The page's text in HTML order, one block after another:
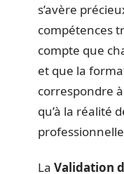
s’avère
compétences
compte que
et que la
correspondre
qu’à la réalité
La Validation